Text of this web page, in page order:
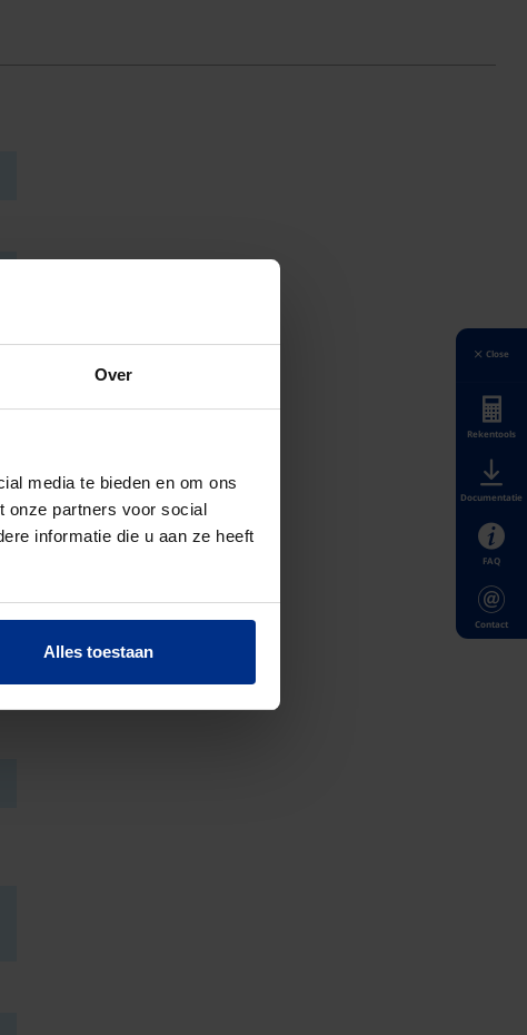
Over
media te bieden en om ons
onze partners voor social
informatie die u aan ze heeft
Alles toestaan
Close
Rekentools
Documentatie
FAQ
Contact